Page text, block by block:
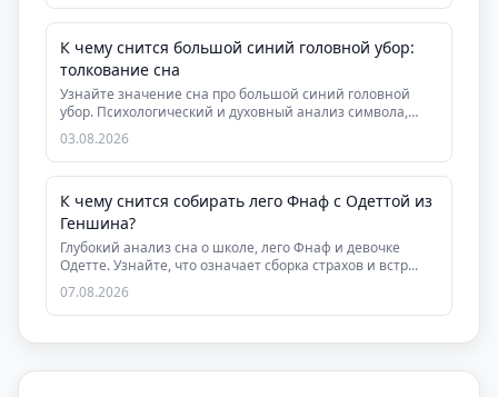
К чему снится большой синий головной убор:
толкование сна
Узнайте значение сна про большой синий головной
убор. Психологический и духовный анализ символа,
рек...
03.08.2026
К чему снится собирать лего Фнаф с Одеттой из
Геншина?
Глубокий анализ сна о школе, лего Фнаф и девочке
Одетте. Узнайте, что означает сборка страхов и встр...
07.08.2026